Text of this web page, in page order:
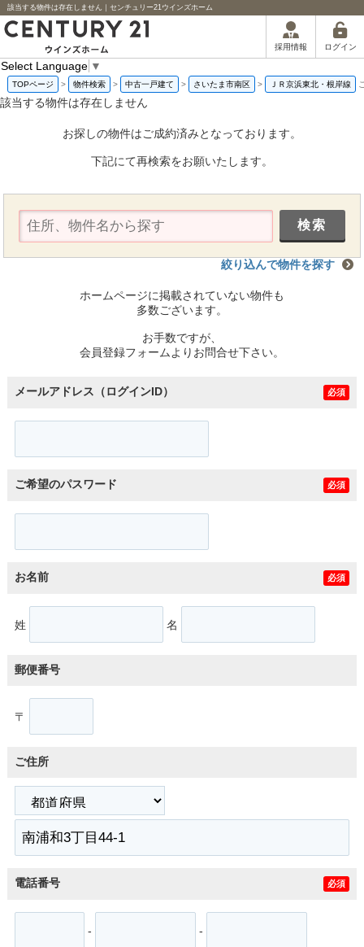
該当する物件は存在しません｜センチュリー21ウインズホーム
採用情報 ログイン
Select Language ▼
TOPページ > 物件検索 > 中古一戸建て > さいたま市南区 > ＪＲ京浜東北・根岸線
該当する物件は存在しません
お探しの物件はご成約済みとなっております。
下記にて再検索をお願いたします。
絞り込んで物件を探す
ホームページに掲載されていない物件も
多数ございます。
お手数ですが、
会員登録フォームよりお問合せ下さい。
メールアドレス（ログインID） 必須
ご希望のパスワード 必須
お名前 必須
姓 名
郵便番号
〒
ご住所
電話番号 必須
- -